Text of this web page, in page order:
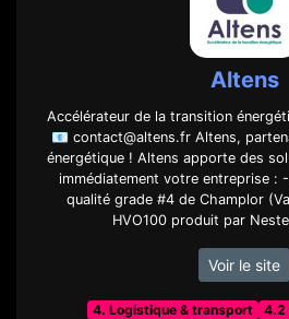
Altens
Accélérateur de la transition
📧 contact@altens.fr Altens,
énergétique ! Altens apporte des
immédiatement votre entreprise :
qualité grade #4 de Champlor
HVO100 produit par
Voir le site
4. Logistique & transport
4.2